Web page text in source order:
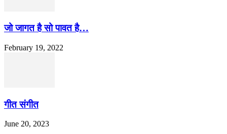
जो जागत है सो पावत है…
February 19, 2022
गीत संगीत
June 20, 2023